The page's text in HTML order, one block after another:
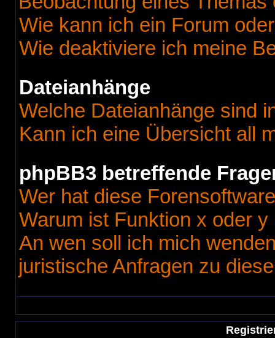
Wie kann ich ein Forum
Wie deaktiviere ich meine
Dateianhänge
Welche Dateianhänge sind
Kann ich eine Übersicht all
phpBB3 betreffende
Wer hat diese
Warum ist Funktion x oder
An wen soll ich mich
juristische Anfragen zu